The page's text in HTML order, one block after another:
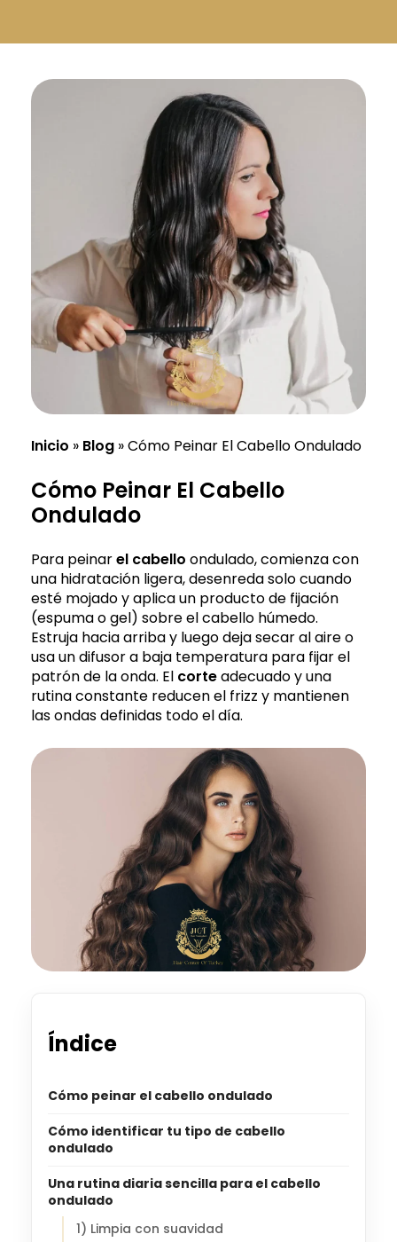
Svenska
Inicio » Blog »Cómo Peinar El Cabello Ondulado
Cómo Peinar El Cabello
Ondulado
Para peinarel cabello ondulado, comienza con
una hidratación ligera, desenreda solo cuando
esté mojado y aplica un producto de fijación
(espuma o gel) sobre el cabello húmedo.
Estruja hacia arriba y luego deja secar al aire o
usa un difusor a baja temperatura para fijar el
patrón de la onda. El corteadecuado y una
rutina constante reducen el frizz y mantienen
las ondas definidas todo el día.
Índice
Cómo peinar el cabello ondulado
Cómo identificar tu tipo de cabello
ondulado
Una rutina diaria sencilla para el cabello
ondulado
1) Limpia con suavidad